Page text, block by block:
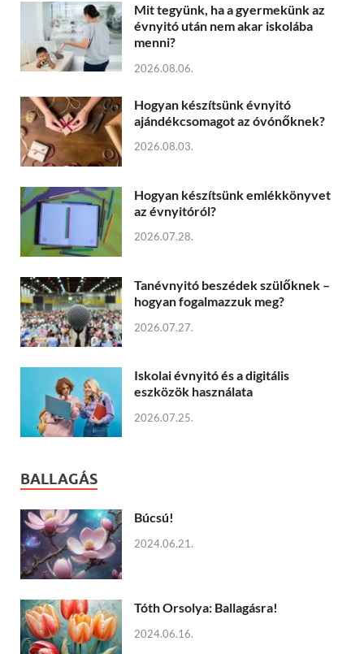
Mit tegyünk, ha a gyermekünk az
évnyitó után nem akar iskolába
menni?
2026.08.06.
Hogyan készítsünk évnyitó
ajándékcsomagot az óvónőknek?
2026.08.03.
Hogyan készítsünk emlékkönyvet
az évnyitóról?
2026.07.28.
Tanévnyitó beszédek szülőknek –
hogyan fogalmazzuk meg?
2026.07.27.
Iskolai évnyitó és a digitális
eszközök használata
2026.07.25.
BALLAGÁS
Búcsú!
2024.06.21.
Tóth Orsolya: Ballagásra!
2024.06.16.